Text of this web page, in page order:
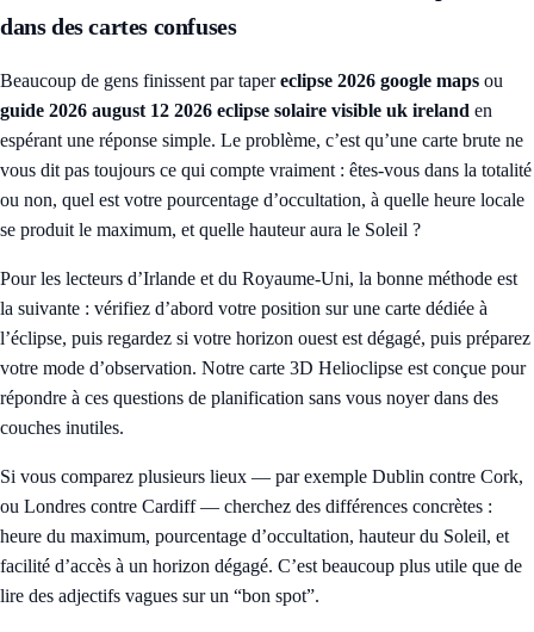
dans des cartes confuses
Beaucoup de gens finissent par tapereclipse 2026 google maps ou
guide 2026 august 12 2026 eclipse solaire visible uk ireland en
espérant une réponse simple. Le problème, c’est qu’une carte brute ne
vous dit pas toujours ce qui compte vraiment : êtes-vous dans la totalité
ou non, quel est votre pourcentage d’occultation, à quelle heure locale
se produit le maximum, et quelle hauteur aura le Soleil ?
Pour les lecteurs d’Irlande et du Royaume-Uni, la bonne méthode est
la suivante : vérifiez d’abord votre position sur une carte dédiée à
l’éclipse, puis regardez si votre horizon ouest est dégagé, puis préparez
votre mode d’observation. Notre carte 3D Helioclipse est conçue pour
répondre à ces questions de planification sans vous noyer dans des
couches inutiles.
Si vous comparez plusieurs lieux — par exemple Dublin contre Cork,
ou Londres contre Cardiff — cherchez des différences concrètes :
heure du maximum, pourcentage d’occultation, hauteur du Soleil, et
facilité d’accès à un horizon dégagé. C’est beaucoup plus utile que de
lire des adjectifs vagues sur un “bon spot”.